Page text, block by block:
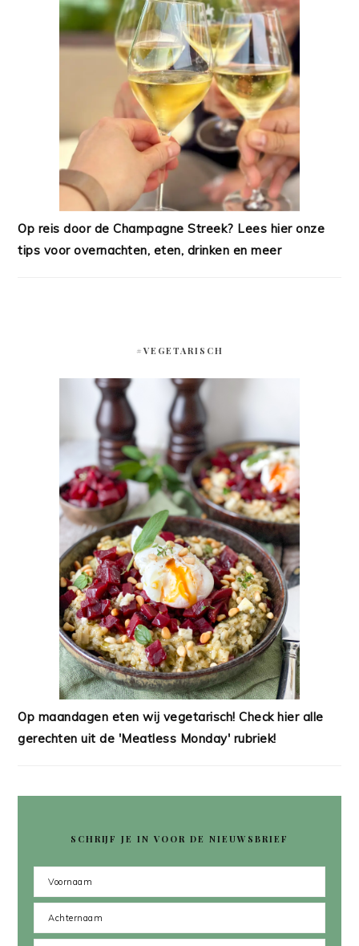
Op reis door de Champagne Streek? Lees hier onze
tips voor overnachten, eten, drinken en meer
#VEGETARISCH
Op maandagen eten wij vegetarisch! Check hier alle
gerechten uit de 'Meatless Monday' rubriek!
SCHRIJF JE IN VOOR DE NIEUWSBRIEF